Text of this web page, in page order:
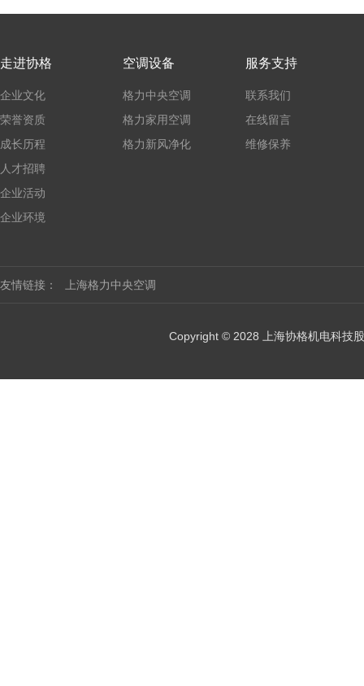
走进协格
企业文化
荣誉资质
成长历程
人才招聘
企业活动
企业环境
空调设备
格力中央空调
格力家用空调
格力新风净化
服务支持
联系我们
在线留言
维修保养
友情链接： 上海格力中央空调
Copyright © 2028 上海协格机电科技